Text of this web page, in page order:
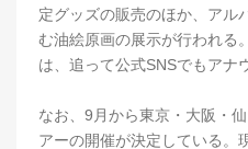
定グッズの販売のほか、アル
む油絵原画の展示が行われる
は、追って公式SNSでもアナ
なお、9月から東京・大阪・
アーの開催が決定している。